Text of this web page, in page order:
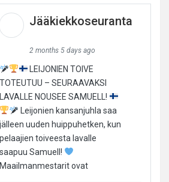
Jääkiekkoseuranta
2 months 5 days ago
LEIJONIEN TOIVE
TOTEUTUU – SEURAAVAKSI
LAVALLE NOUSEE SAMUELL!
Leijonien kansanjuhla saa
jälleen uuden huippuhetken, kun
pelaajien toiveesta lavalle
saapuu Samuell!
Maailmanmestarit ovat